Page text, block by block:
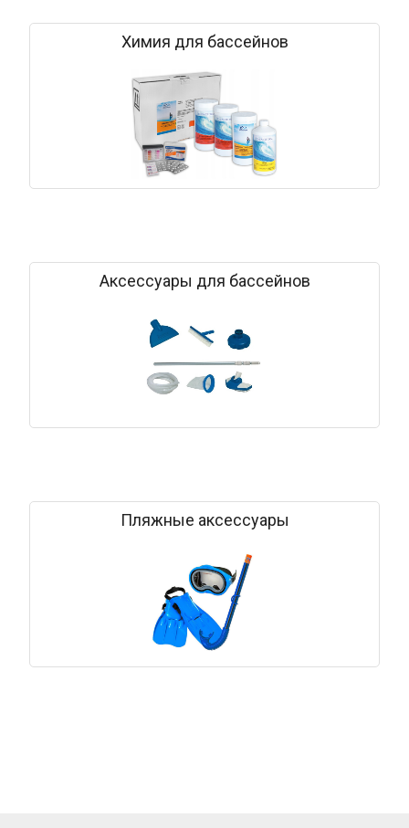
Химия для бассейнов
Аксессуары для бассейнов
Пляжные аксессуары